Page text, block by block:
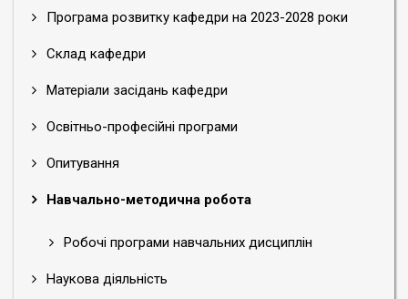
Програма розвитку кафедри на 2023-2028 роки
Склад кафедри
Матеріали засідань кафедри
Освітньо-професійні програми
Опитування
Навчально-методична робота
Робочі програми навчальних дисциплін
Наукова діяльність